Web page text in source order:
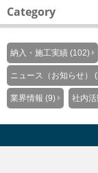
Category
納入・施工実績 (102)
ニュース（お知らせ）
業界情報 (9) 社内